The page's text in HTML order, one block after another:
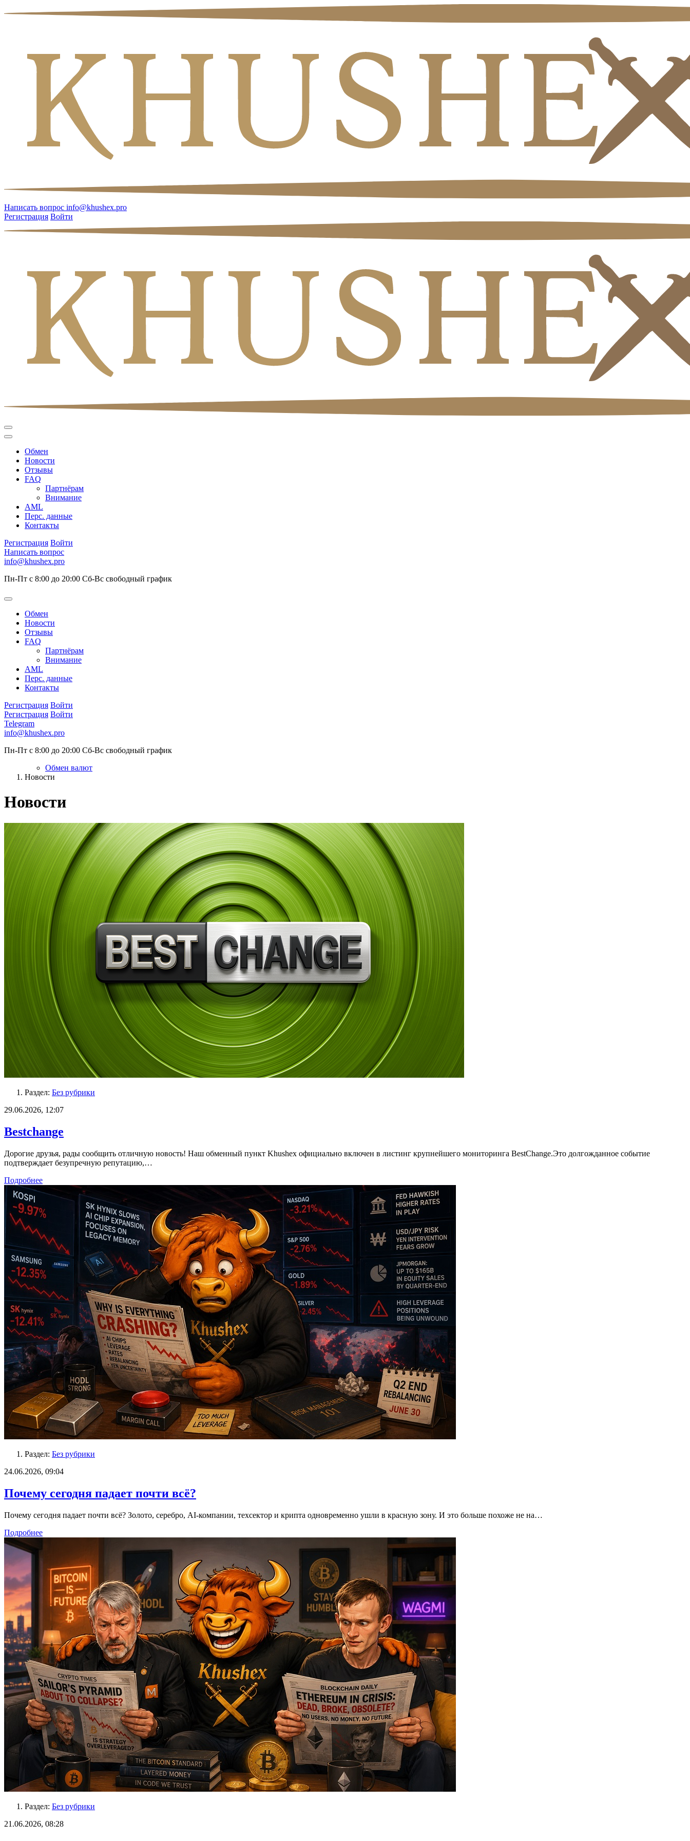
Написать вопрос info@khushex.pro
Регистрация Войти
Обмен
Новости
Отзывы
FAQ
Партнёрам
Внимание
AML
Перс. данные
Контакты
Регистрация Войти
Написать вопрос
info@khushex.pro
Пн-Пт с 8:00 до 20:00 Сб-Вс свободный график
Обмен
Новости
Отзывы
FAQ
Партнёрам
Внимание
AML
Перс. данные
Контакты
Регистрация Войти
Регистрация Войти
Telegram
info@khushex.pro
Пн-Пт с 8:00 до 20:00 Сб-Вс свободный график
Обмен валют
Новости
Новости
Раздел: Без рубрики
29.06.2026, 12:07
Bestchange
Дорогие друзья, рады сообщить отличную новость! Наш обменный пункт Khushex официально включен в листинг крупнейшего мониторинга BestChange.Это долгожданное событие
подтверждает безупречную репутацию,…
Подробнее
Раздел: Без рубрики
24.06.2026, 09:04
Почему сегодня падает почти всё?
Почему сегодня падает почти всё? Золото, серебро, AI-компании, техсектор и крипта одновременно ушли в красную зону. И это больше похоже не на…
Подробнее
Раздел: Без рубрики
21.06.2026, 08:28